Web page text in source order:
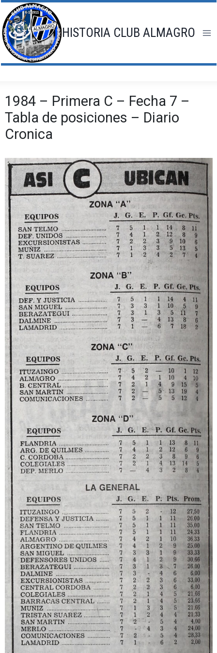
Saltar
al
contenido
HISTORIA CLUB ALMAGRO
1984 – Primera C – Fecha 7 –
Tabla de posiciones – Diario
Cronica